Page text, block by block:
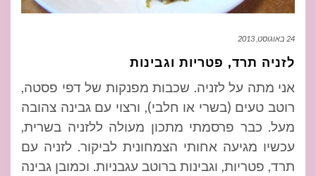
24 באוגוסט, 2013
לזניה תרד, פטריות וגבינות
אני מתה על לזניה. שכבות מפנקות של דפי פסטה,
רוטב טעים (בשרי או חלבי), ורצוי עם גבינה צהובה
מעל. כבר פרסמתי מתכון מעולה ללזניה בשרית,
עכשיו מגיעה אחותי הצמחונית לביקור. לזניה עם
תרד, פטריות, וגבינות ברוטב עגבניות. וכמובן גבינה